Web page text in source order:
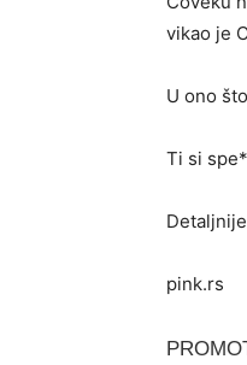
vikao je
U ono
Ti si
pink.rs